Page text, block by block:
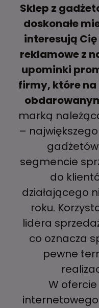
Sklep z
doskonałe
interesują
reklamowe z
upominki
firmy, które na
marką
–
segmencie
do
działającego
roku.
lidera
co oznacza
pewne
W